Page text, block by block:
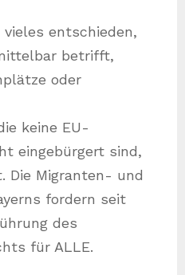
entschieden,
betrifft,
oder
keine EU-
eingebürgert sind,
Die Migranten- und
fordern seit
des
für ALLE.